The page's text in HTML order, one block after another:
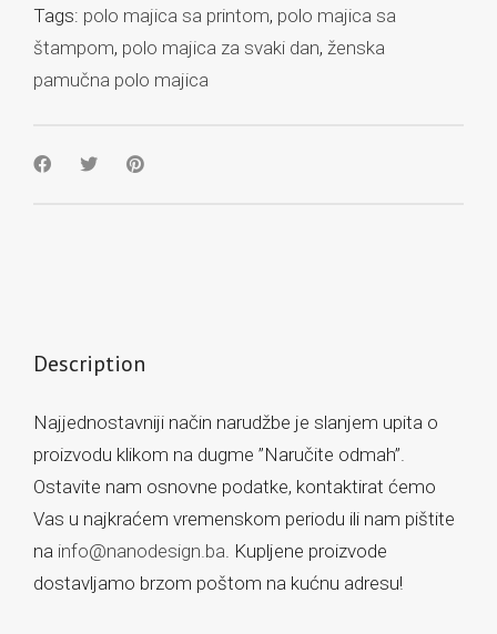
Tags: polo majica sa printom, polo majica sa
štampom, polo majica za svaki dan, ženska
pamučna polo majica
Description
Najjednostavniji način narudžbe je slanjem upita o
proizvodu klikom na dugme ”Naručite odmah”.
Ostavite nam osnovne podatke, kontaktirat ćemo
Vas u najkraćem vremenskom periodu ili nam pištite
na info@nanodesign.ba. Kupljene proizvode
dostavljamo brzom poštom na kućnu adresu!